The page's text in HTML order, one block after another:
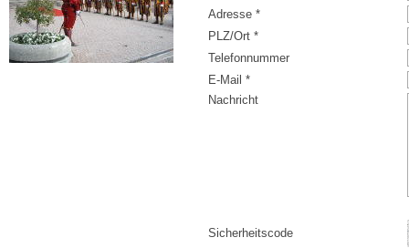
Adresse *
PLZ/Ort *
Telefonnummer
E-Mail *
Nachricht
Sicherheitscode